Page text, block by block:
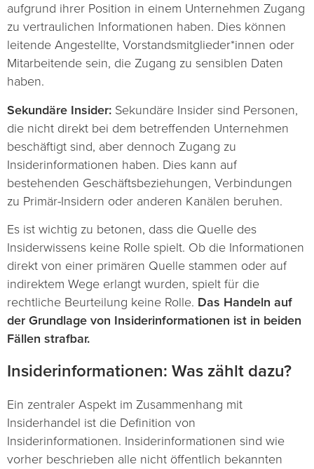
aufgrund ihrer Position in einem Unternehmen Zugang
zu vertraulichen Informationen haben. Dies können
leitende Angestellte, Vorstandsmitglieder*innen oder
Mitarbeitende sein, die Zugang zu sensiblen Daten
haben.
Sekundäre Insider: Sekundäre Insider sind Personen,
die nicht direkt bei dem betreffenden Unternehmen
beschäftigt sind, aber dennoch Zugang zu
Insiderinformationen haben. Dies kann auf
bestehenden Geschäftsbeziehungen, Verbindungen
zu Primär-Insidern oder anderen Kanälen beruhen.
Es ist wichtig zu betonen, dass die Quelle des
Insiderwissens keine Rolle spielt. Ob die Informationen
direkt von einer primären Quelle stammen oder auf
indirektem Wege erlangt wurden, spielt für die
rechtliche Beurteilung keine Rolle. Das Handeln auf
der Grundlage von Insiderinformationen ist in beiden
Fällen strafbar.
Insiderinformationen: Was zählt dazu?
Ein zentraler Aspekt im Zusammenhang mit
Insiderhandel ist die Definition von
Insiderinformationen. Insiderinformationen sind wie
vorher beschrieben alle nicht öffentlich bekannten